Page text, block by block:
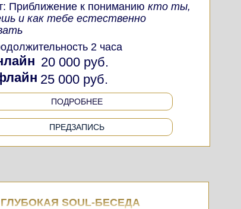
25 000 руб.
20 000 руб.
Приближение к пониманию кто ты,
и как тебе естественно
2 часа
ПОДРОБНЕЕ
ПРЕДЗАПИСЬ
ГЛУБОКАЯ SOUL-БЕСЕДА